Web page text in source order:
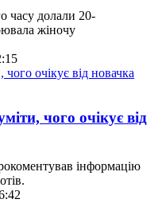
часу долали 20-
жіночу
чого очікує від
інформацію